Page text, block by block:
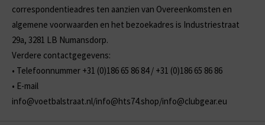
correspondentieadres ten aanzien van Overeenkomsten en
algemene voorwaarden en het bezoekadres is Industriestraat
29a, 3281 LB Numansdorp.
Verdere contactgegevens:
• Telefoonnummer +31 (0)186 65 86 84 / +31 (0)186 65 86 86
• E-mail
info@voetbalstraat.nl/info@hts74.shop/info@clubgear.eu